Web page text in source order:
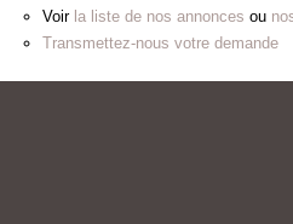
Voir la liste de nos annonces ou
Transmettez-nous votre demande